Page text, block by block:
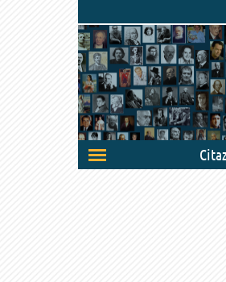
Attiva/disattiva
navigazione